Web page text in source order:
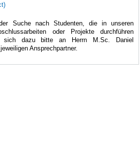
Suche nach Studenten, die in unseren
oder Projekte durchführen
sich dazu bitte an Herrn M.Sc. Daniel
Ansprechpartner.